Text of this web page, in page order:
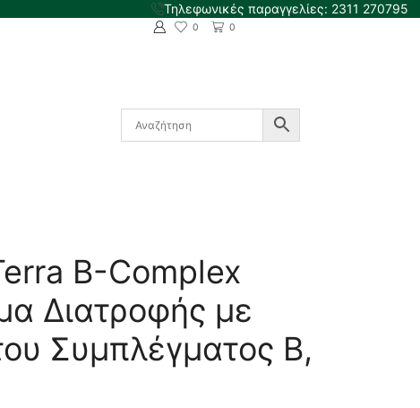
Τηλεφωνικές παραγγελίες: 2311 270795
0 0
B-Complex
Διατροφής με
Συμπλέγματος Β,